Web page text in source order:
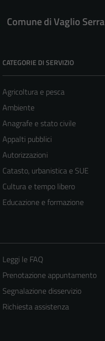
Comune di Vaglio Serra
CATEGORIE DI SERVIZIO
Agricoltura e pesca
Ambiente
Anagrafe e stato civile
Appalti pubblici
Autorizzazioni
Catasto, urbanistica e SUE
Cultura e tempo libero
Educazione e formazione
Leggi le FAQ
Prenotazione appuntamento
Segnalazione disservizio
Richiesta assistenza